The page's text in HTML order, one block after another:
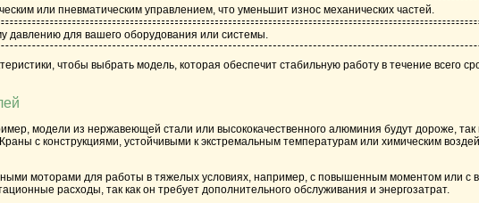
или пневматическим управлением, что уменьшит износ механических частей.
давлению для вашего оборудования или системы.
чтобы выбрать модель, которая обеспечит стабильную работу в течение всего
модели из нержавеющей стали или высококачественного алюминия будут дороже,
с конструкциями, устойчивыми к экстремальным температурам или химическим
моторами для работы в тяжелых условиях, например, с повышенным моментом или с
расходы, так как он требует дополнительного обслуживания и энергозатрат.